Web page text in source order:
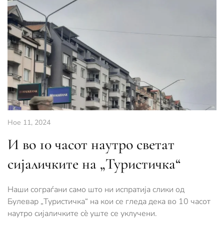
Ное 11, 2024
И во 10 часот наутро светат
сијаличките на „Туристичка“
Наши сограѓани само што ни испратија слики од
Булевар „Туристичка“ на кои се гледа дека во 10 часот
наутро сијаличките сè уште се уклучени.